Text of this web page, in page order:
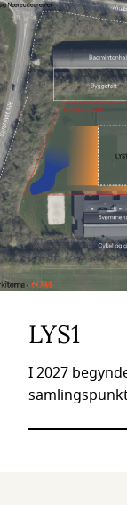
LYS1
I 2027